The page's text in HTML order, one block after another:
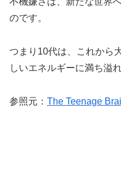
のです。
つまり10代は、これから
しいエネルギーに満ち溢
参照元： The Teenage